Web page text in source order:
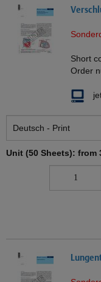
Short
Order
Unit (50 Sheets): from